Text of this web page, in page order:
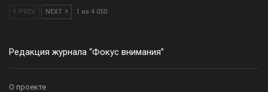
PREV NEXT 1 из 4 050
Редакция журнала “Фокус внимания”
О проекте